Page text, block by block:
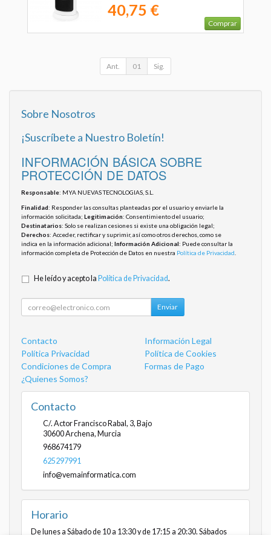
40,75 €
Comprar
Ant. 01 Sig.
Sobre Nosotros
¡Suscríbete a Nuestro Boletín!
INFORMACIÓN BÁSICA SOBRE
PROTECCIÓN DE DATOS
Responsable: MYA NUEVAS TECNOLOGIAS, S.L.
Finalidad: Responder las consultas planteadas por el usuario y enviarle la
información solicitada; Legitimación: Consentimiento del usuario;
Destinatarios: Solo se realizan cesiones si existe una obligación legal;
Derechos: Acceder, rectificar y suprimir, así como otros derechos, como se
indica en la información adicional; Información Adicional: Puede consultar la
información completa de Protección de Datos en nuestra Política de Privacidad
He leído y acepto la Política de Privacidad.
Enviar
Contacto
Información Legal
Política Privacidad
Política de Cookies
Condiciones de Compra
Formas de Pago
¿Quienes Somos?
Contacto
C/. Actor Francisco Rabal, 3, Bajo
30600Archena, Murcia
968674179
625297991
info@vemainformatica.com
Horario
De lunes a Sábado de 10 a 13:30 y de 17:15 a 20:30. Sábados